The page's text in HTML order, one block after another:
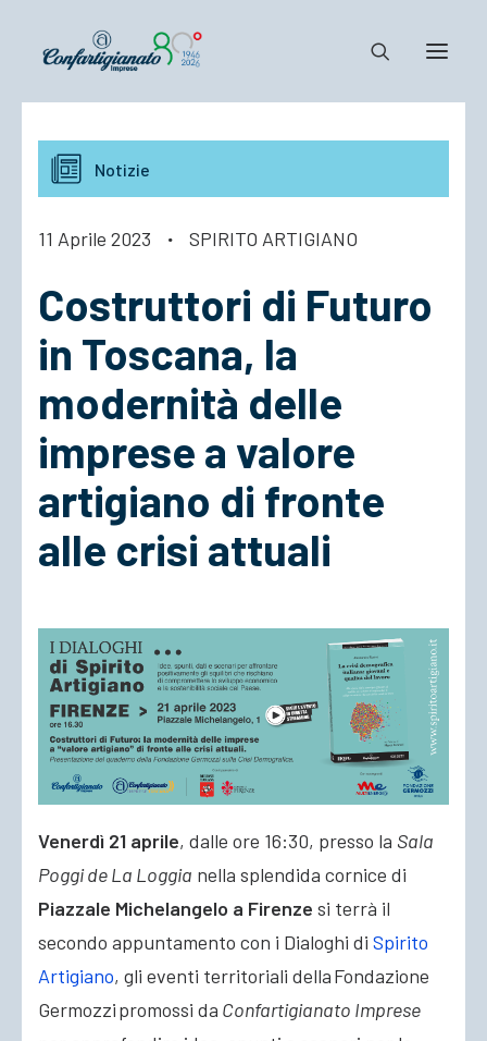
Notizie e Documenti
Confartigianato
Cosa Facciamo
ACCEDI
Notizie
11 Aprile 2023 · SPIRITO ARTIGIANO
Costruttori di Futuro
in Toscana, la
modernità delle
imprese a valore
artigiano di fronte
alle crisi attuali
Venerdì 21 aprile, dalle ore 16:30, presso la Sala
Poggi de La Loggia nella splendida cornice di
Piazzale Michelangelo a Firenze si terrà il
secondo appuntamento con i Dialoghi di Spirito
Artigiano, gli eventi territoriali della Fondazione
Germozzi promossi da Confartigianato Imprese